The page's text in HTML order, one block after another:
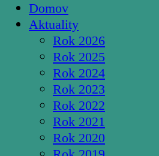
Domov
Aktuality
Rok 2026
Rok 2025
Rok 2024
Rok 2023
Rok 2022
Rok 2021
Rok 2020